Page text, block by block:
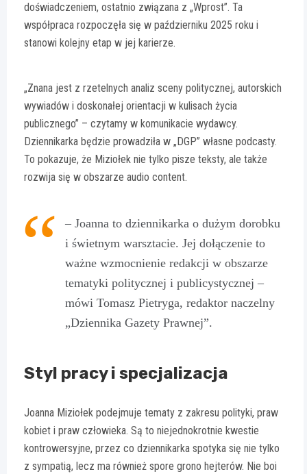
doświadczeniem, ostatnio związana z „Wprost”. Ta
współpraca rozpoczęła się w październiku 2025 roku i
stanowi kolejny etap w jej karierze.
„Znana jest z rzetelnych analiz sceny politycznej, autorskich
wywiadów i doskonałej orientacji w kulisach życia
publicznego” – czytamy w komunikacie wydawcy.
Dziennikarka będzie prowadziła w „DGP” własne podcasty.
To pokazuje, że Miziołek nie tylko pisze teksty, ale także
rozwija się w obszarze audio content.
– Joanna to dziennikarka o dużym dorobku
i świetnym warsztacie. Jej dołączenie to
ważne wzmocnienie redakcji w obszarze
tematyki politycznej i publicystycznej –
mówi Tomasz Pietryga, redaktor naczelny
„Dziennika Gazety Prawnej”.
Styl pracy i specjalizacja
Joanna Miziołek podejmuje tematy z zakresu polityki, praw
kobiet i praw człowieka. Są to niejednokrotnie kwestie
kontrowersyjne, przez co dziennikarka spotyka się nie tylko
z sympatią, lecz ma również spore grono hejterów. Nie boi